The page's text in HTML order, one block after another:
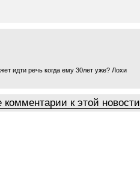
идти речь когда ему 30лет уже? Лохи
комментарии к этой новости